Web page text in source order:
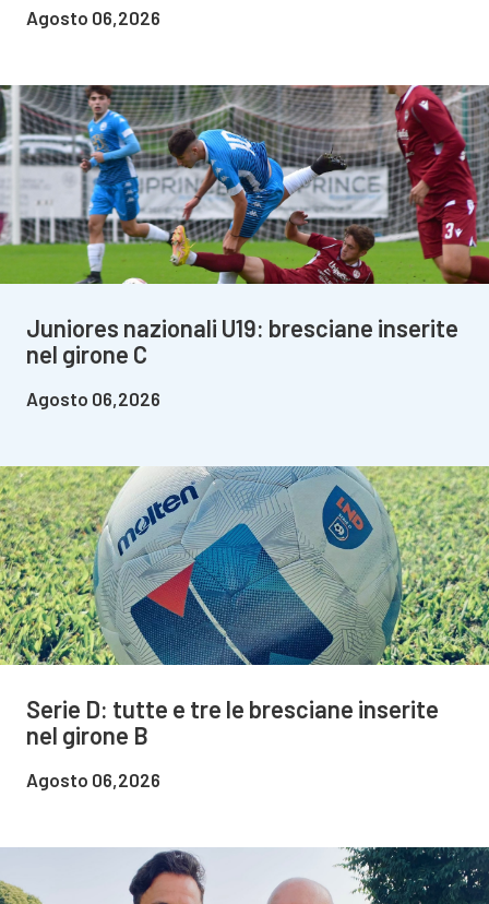
Agosto 06,2026
Juniores nazionali U19: bresciane inserite
nel girone C
Agosto 06,2026
Serie D: tutte e tre le bresciane inserite
nel girone B
Agosto 06,2026